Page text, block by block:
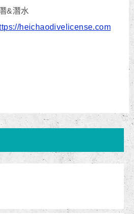
&潛水
heichaodivelicense.com